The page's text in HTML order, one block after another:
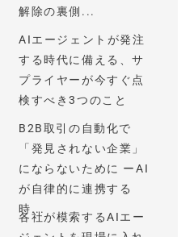
解除の裏側...
AIエージェントが発注
する時代に備える、サ
プライヤーが今すぐ点
検すべき3つのこと
B2B取引の自動化で
「発見されない企業」
にならないために ーAI
が自律的に連携する
時...
各社が模索するAIエー